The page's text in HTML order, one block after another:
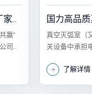
国
满
赢”
司
国力高品
技术的核
真空灭弧室（
关设备中承担
了解详情